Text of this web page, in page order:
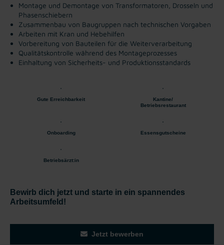
Montage und Demontage von Transformatoren, Drosseln und
Phasenschiebern
Zusammenbau von Baugruppen nach technischen Vorgaben
Arbeiten mit Kran und Hebehilfen
Vorbereitung von Bauteilen für die Weiterverarbeitung
Qualitätskontrolle während des Montageprozesses
Einhaltung von Sicherheits- und Produktionsstandards
Gute Erreichbarkeit
Kantine/
Betriebsrestaurant
Onboarding Essensgutscheine
Betriebsärzt:in
Bewirb dich jetzt und starte in ein spannendes
Arbeitsumfeld!
Jetzt bewerben